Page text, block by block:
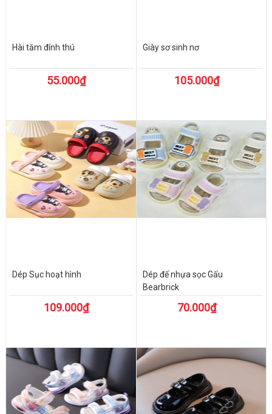
Hài tăm đính thú
55.000₫
Giày sơ sinh nơ
105.000₫
Dép Sục hoạt hình
109.000₫
Dép đế nhựa sọc Gấu
Bearbrick
70.000₫